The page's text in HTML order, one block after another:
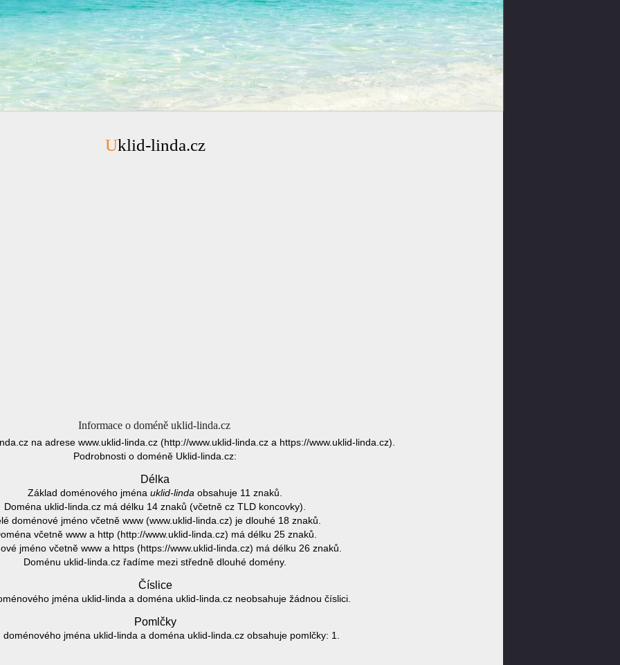
Uklid-linda.cz
Informace o doméně uklid-linda.cz
na adrese www.uklid-linda.cz (http://www.uklid-linda.cz a https://www.uklid-linda.cz).
Podrobnosti o doméně Uklid-linda.cz:
Délka
Základ doménového jména uklid-linda obsahuje 11 znaků.
Doména uklid-linda.cz má délku 14 znaků (včetně cz TLD koncovky).
doménové jméno včetně www (www.uklid-linda.cz) je dlouhé 18 znaků.
včetně www a http (http://www.uklid-linda.cz) má délku 25 znaků.
jméno včetně www a https (https://www.uklid-linda.cz) má délku 26 znaků.
Doménu uklid-linda.cz řadíme mezi středně dlouhé domény.
Číslice
jména uklid-linda a doména uklid-linda.cz neobsahuje žádnou číslici.
Pomlčky
doménového jména uklid-linda a doména uklid-linda.cz obsahuje pomlčky: 1.